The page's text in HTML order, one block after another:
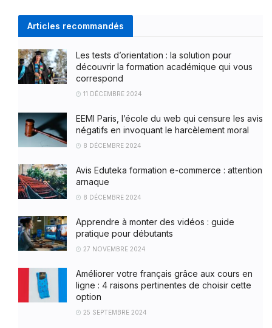
Articles recommandés
Les tests d’orientation : la solution pour
découvrir la formation académique qui vous
correspond
11 DÉCEMBRE 2024
EEMI Paris, l’école du web qui censure les avis
négatifs en invoquant le harcèlement moral
8 DÉCEMBRE 2024
Avis Eduteka formation e-commerce : attention
arnaque
8 DÉCEMBRE 2024
Apprendre à monter des vidéos : guide
pratique pour débutants
27 NOVEMBRE 2024
Améliorer votre français grâce aux cours en
ligne : 4 raisons pertinentes de choisir cette
option
25 SEPTEMBRE 2024